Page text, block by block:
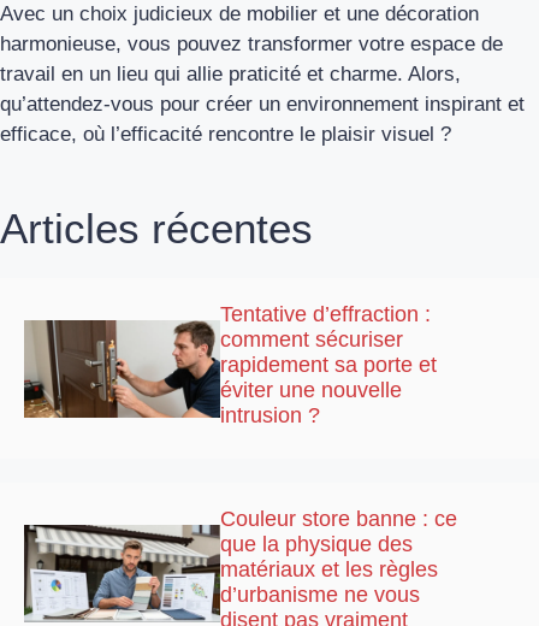
Avec un choix judicieux de mobilier et une décoration
harmonieuse, vous pouvez transformer votre espace de
travail en un lieu qui allie praticité et charme. Alors,
qu’attendez-vous pour créer un environnement inspirant et
efficace, où l’efficacité rencontre le plaisir visuel ?
Articles récentes
Tentative d’effraction :
comment sécuriser
rapidement sa porte et
éviter une nouvelle
intrusion ?
Couleur store banne : ce
que la physique des
matériaux et les règles
d’urbanisme ne vous
disent pas vraiment